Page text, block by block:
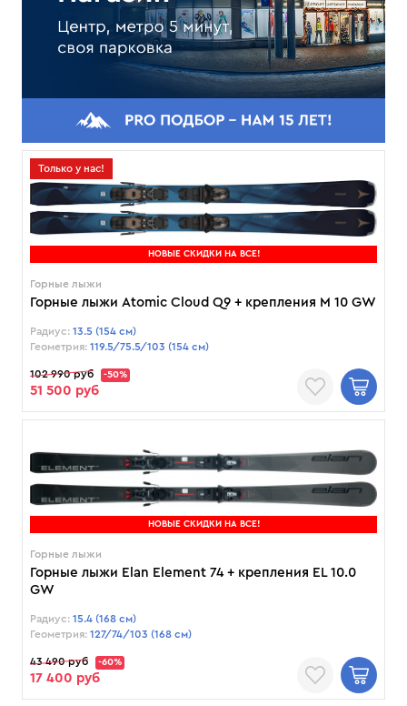
Только у нас!
НОВЫЕ СКИДКИ НА ВСЕ!
Горные лыжи
Горные лыжи Atomic Cloud Q9 + крепления M 10 GW
Радиус: 13.5 (154 см)
Геометрия: 119.5/75.5/103 (154 см)
102 990 руб -50%
51 500 руб
НОВЫЕ СКИДКИ НА ВСЕ!
Горные лыжи
Горные лыжи Elan Element 74 + крепления EL 10.0
GW
Радиус: 15.4 (168 см)
Геометрия: 127/74/103 (168 см)
43 490 руб -60%
17 400 руб